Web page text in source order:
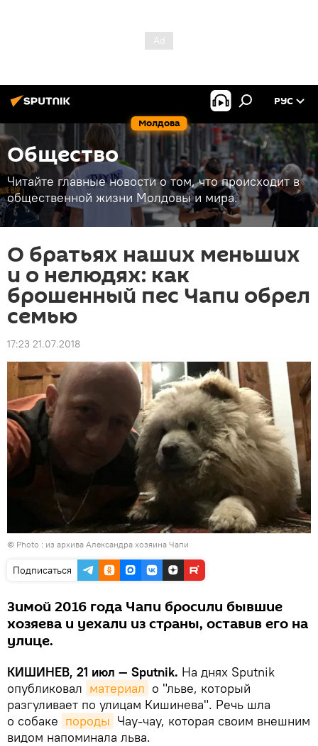
Молдова
РУС
Общество
Читайте главные новости о том, что происходит в
общественной жизни Молдовы и мира.
О братьях наших меньших
и о нелюдях: как
брошенный пес Чапи обрел
семью
17:23 21.07.2018
© Photo : из архива Александра хозяина Чапи
Подписаться
Зимой 2016 года Чапи бросили бывшие
хозяева и уехали из страны, оставив его на
улице.
КИШИНЕВ, 21 июл — Sputnik. На днях Sputnik
опубликовал материал о "льве, который
разгуливает по улицам Кишинева". Речь шла
о собаке породы Чау-чау, которая своим внешним
видом напоминала льва.